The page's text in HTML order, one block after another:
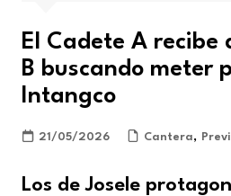
El Cadete A recibe
B buscando meter
Intangco
21/05/2026 Cantera,
Los de Josele